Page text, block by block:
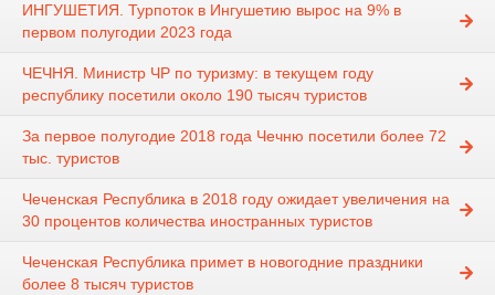
ИНГУШЕТИЯ. Турпоток в Ингушетию вырос на 9% в
первом полугодии 2023 года
ЧЕЧНЯ. Министр ЧР по туризму: в текущем году
республику посетили около 190 тысяч туристов
За первое полугодие 2018 года Чечню посетили более 72
тыс. туристов
Чеченская Республика в 2018 году ожидает увеличения на
30 процентов количества иностранных туристов
Чеченская Республика примет в новогодние праздники
более 8 тысяч туристов